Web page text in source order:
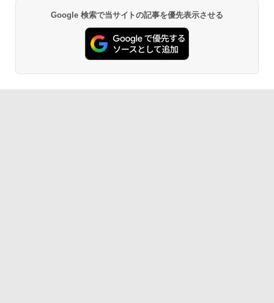
Google 検索で当サイトの記事を優先表示させる